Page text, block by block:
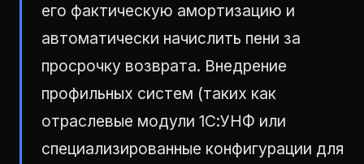
его фактическую амортизацию и
автоматически начислить пени за
просрочку возврата. Внедрение
профильных систем (таких как
отраслевые модули 1С:УНФ или
специализированные конфигурации для